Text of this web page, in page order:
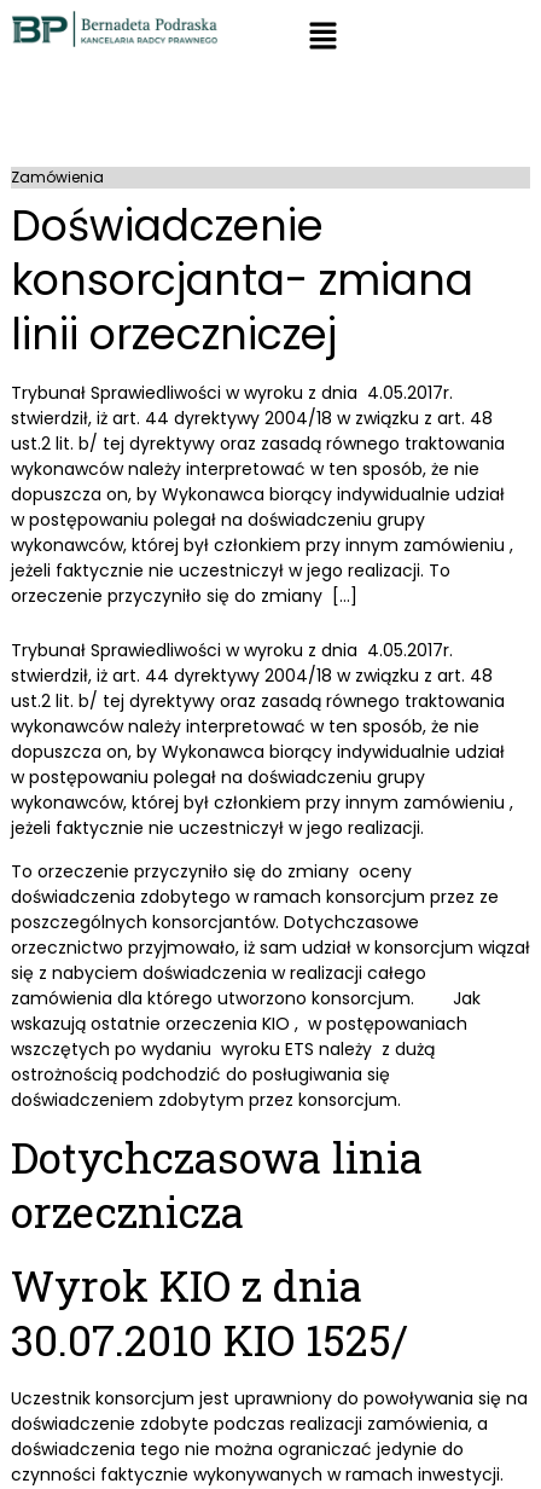
Zamówienia
Doświadczenie
konsorcjanta- zmiana
linii orzeczniczej
Trybunał Sprawiedliwości w wyroku z dnia 4.05.2017r.
stwierdził, iż art. 44 dyrektywy 2004/18 w związku z art. 48
ust.2 lit. b/ tej dyrektywy oraz zasadą równego traktowania
wykonawców należy interpretować w ten sposób, że nie
dopuszcza on, by Wykonawca biorący indywidualnie udział
w postępowaniu polegał na doświadczeniu grupy
wykonawców, której był członkiem przy innym zamówieniu ,
jeżeli faktycznie nie uczestniczył w jego realizacji. To
orzeczenie przyczyniło się do zmiany […]
Trybunał Sprawiedliwości w wyroku z dnia 4.05.2017r.
stwierdził, iż art. 44 dyrektywy 2004/18 w związku z art. 48
ust.2 lit. b/ tej dyrektywy oraz zasadą równego traktowania
wykonawców należy interpretować w ten sposób, że nie
dopuszcza on, by Wykonawca biorący indywidualnie udział
w postępowaniu polegał na doświadczeniu grupy
wykonawców, której był członkiem przy innym zamówieniu ,
jeżeli faktycznie nie uczestniczył w jego realizacji.
To orzeczenie przyczyniło się do zmiany oceny
doświadczenia zdobytego w ramach konsorcjum przez ze
poszczególnych konsorcjantów. Dotychczasowe
orzecznictwo przyjmowało, iż sam udział w konsorcjum wiązał
się z nabyciem doświadczenia w realizacji całego
zamówienia dla którego utworzono konsorcjum. Jak
wskazują ostatnie orzeczenia KIO , w postępowaniach
wszczętych po wydaniu wyroku ETS należy z dużą
ostrożnością podchodzić do posługiwania się
doświadczeniem zdobytym przez konsorcjum.
Dotychczasowa linia
orzecznicza
Wyrok KIO z dnia
30.07.2010 KIO 1525/
Uczestnik konsorcjum jest uprawniony do powoływania się na
doświadczenie zdobyte podczas realizacji zamówienia, a
doświadczenia tego nie można ograniczać jedynie do
czynności faktycznie wykonywanych w ramach inwestycji.